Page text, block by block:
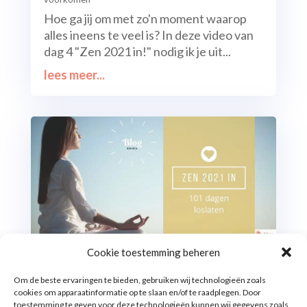
Cookie toestemming beheren
Om de beste ervaringen te bieden, gebruiken wij technologieën zoals
cookies om apparaatinformatie op te slaan en/of te raadplegen. Door
toestemming te geven voor deze technologieën kunnen wij gegevens zoals
Hoe ga jij om met zo'n moment waarop
alles ineens te veel is? In deze video van
dag 4 "Zen 2021 in!" nodig ik je uit...
lees meer...
Bianca Meijsen 22 sep 2020 |
Balans Werk-
Privé